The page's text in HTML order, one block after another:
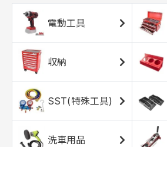
電動工具
収納
SST(特殊工具)
洗車用品